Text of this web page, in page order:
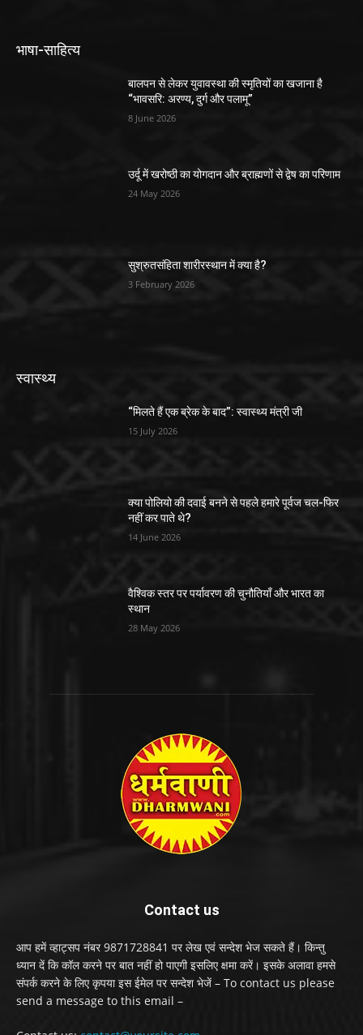
भाषा-साहित्य
बालपन से लेकर युवावस्था की स्मृतियों का खजाना है
“भावसरि: अरण्य, दुर्ग और पलामू”
8 June 2026
उर्दू में खरोष्ठी का योगदान और ब्राह्मणों से द्वेष का परिणाम
24 May 2026
सुश्रुतसंहिता शारीरस्थान में क्या है?
3 February 2026
स्वास्थ्य
“मिलते हैं एक ब्रेक के बाद”: स्वास्थ्य मंत्री जी
15 July 2026
क्या पोलियो की दवाई बनने से पहले हमारे पूर्वज चल-फिर
नहीं कर पाते थे?
14 June 2026
वैश्विक स्तर पर पर्यावरण की चुनौतियाँ और भारत का
स्थान
28 May 2026
Contact us
आप हमें व्हाट्सप नंबर 9871728841 पर लेख एवं सन्देश भेज सकते हैं। किन्तु
ध्यान दें कि कॉल करने पर बात नहीं हो पाएगी इसलिए क्षमा करें। इसके अलावा हमसे
संपर्क करने के लिए कृपया इस ईमेल पर सन्देश भेजें – To contact us please
send a message to this email –